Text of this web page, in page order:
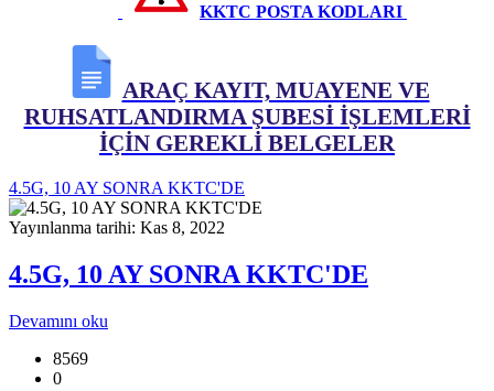
KKTC POSTA KODLARI
ARAÇ KAYIT, MUAYENE VE
RUHSATLANDIRMA ŞUBESİ İŞLEMLERİ
İÇİN GEREKLİ BELGELER
4.5G, 10 AY SONRA KKTC'DE
Yayınlanma tarihi: Kas 8, 2022
4.5G, 10 AY SONRA KKTC'DE
Devamını oku
8569
0